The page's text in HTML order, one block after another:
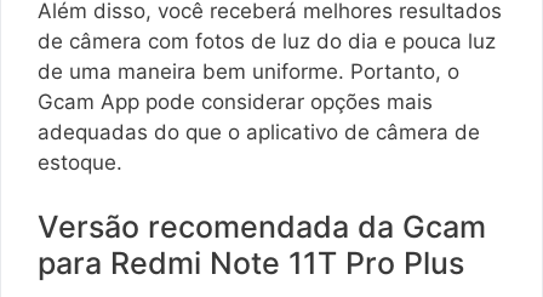
Além disso, você receberá melhores resultados
de câmera com fotos de luz do dia e pouca luz
de uma maneira bem uniforme. Portanto, o
Gcam App pode considerar opções mais
adequadas do que o aplicativo de câmera de
estoque.
Versão recomendada da Gcam
para Redmi Note 11T Pro Plus